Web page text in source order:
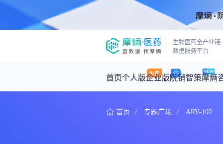
生物医药全产业链
数据服务平台
首页个人版企业版院销智策摩熵
咨询服务
摩熵原创
数据中心
首页 专题广场 ARV-102